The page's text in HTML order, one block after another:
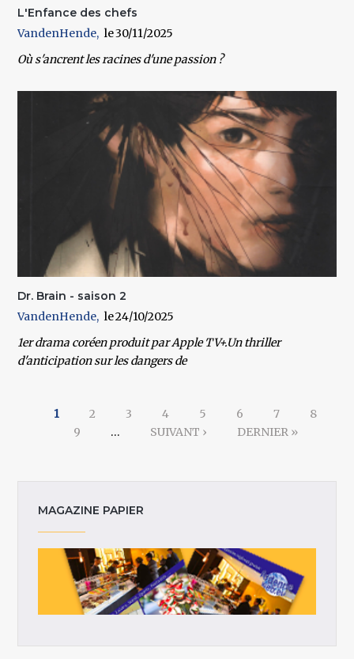
L'Enfance des chefs
VandenHende
30/11/2025
Où s'ancrent les racines d'une passion ?
Dr. Brain - saison 2
VandenHende
24/10/2025
1er drama coréen produit par Apple TV+.Un thriller
d'anticipation sur les dangers de
1 2 3 4 5 6 7
8
9
… SUIVANT › DERNIER »
MAGAZINE PAPIER